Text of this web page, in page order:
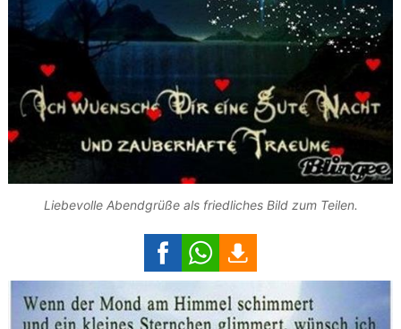
Liebevolle Abendgrüße als friedliches Bild zum Teilen.